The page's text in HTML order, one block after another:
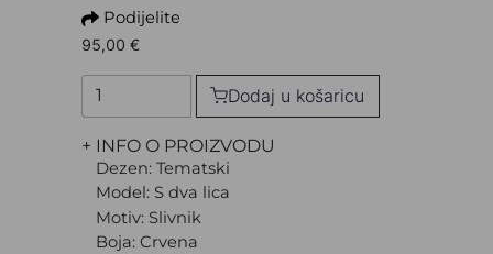
Podijelite
95,00 €
Dodaj u košaricu
+ INFO O PROIZVODU
Dezen: Tematski
Model: S dva lica
Motiv: Slivnik
Boja: Crvena